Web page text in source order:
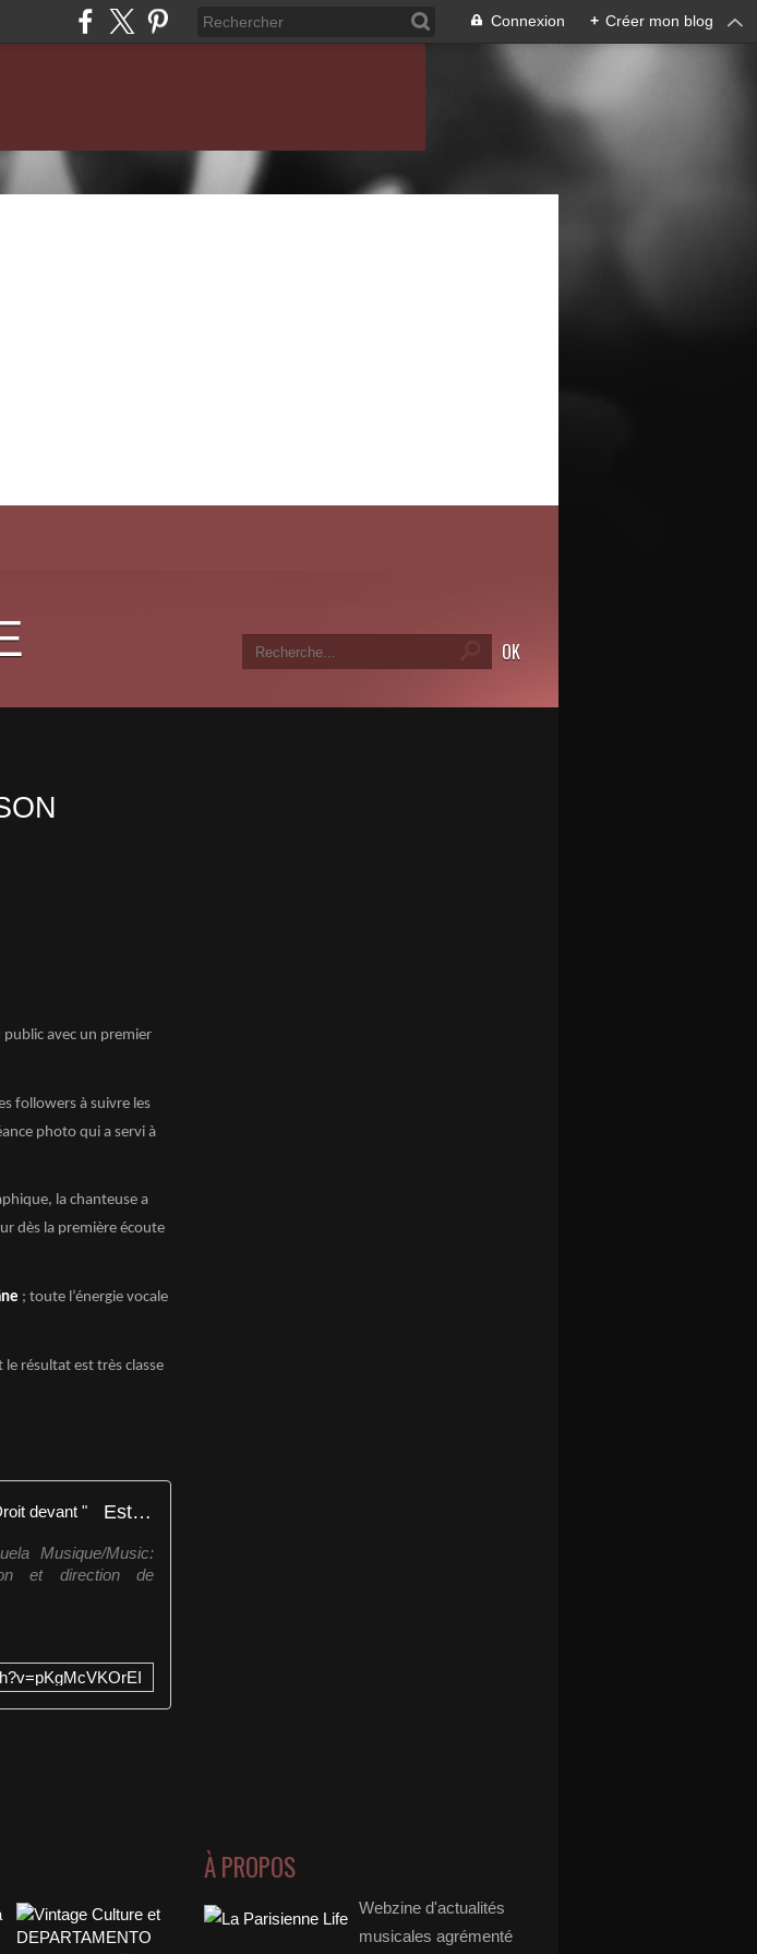
Connexion + Créer mon blog
public avec un premier
followers à suivre les
photo qui a servi à
la chanteuse a
dès la première écoute
; toute l’énergie vocale
le résultat est très classe
Estelle Valensuela - Clip vidéo La maudite, extrait de l'album " Droit devant "
Musique/Music:
et direction de
À PROPOS
Webzine d'actualités
musicales agrémenté